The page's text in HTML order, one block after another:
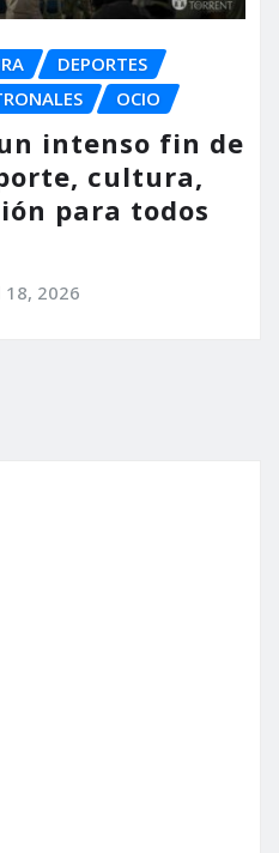
DEPORTES
OCIO
intenso fin de
cultura,
para todos
18, 2026